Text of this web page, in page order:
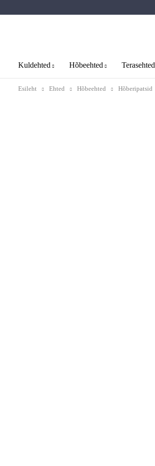
Kuldehted Hõbeehted Terasehted
Esileht Ehted Hõbeehted Hõberipatsid